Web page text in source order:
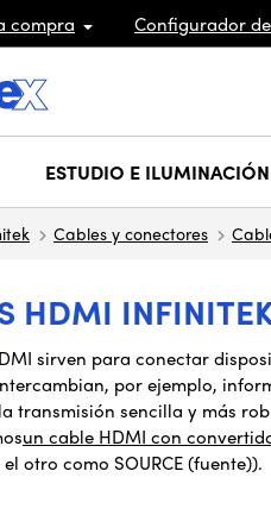
compra Configurador
ESTUDIO E ILUMINACIÓN
Cables y conectores
HDMI
sirven para conectar
, por ejemplo,
la transmisión sencilla y más
un cable HDMI con
el otro como SOURCE (fuente)).